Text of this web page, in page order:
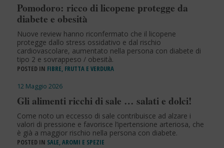
Pomodoro: ricco di licopene protegge da
diabete e obesità
Nuove review hanno riconfermato che il licopene
protegge dallo stress ossidativo e dal rischio
cardiovascolare, aumentato nella persona con diabete di
tipo 2 e sovrappeso / obesità.
POSTED IN FIBRE, FRUTTA E VERDURA
12 Maggio 2026
Gli alimenti ricchi di sale … salati e dolci!
Come noto un eccesso di sale contribuisce ad alzare i
valori di pressione e favorisce l’ipertensione arteriosa, che
è già a maggior rischio nella persona con diabete.
POSTED IN SALE, AROMI E SPEZIE